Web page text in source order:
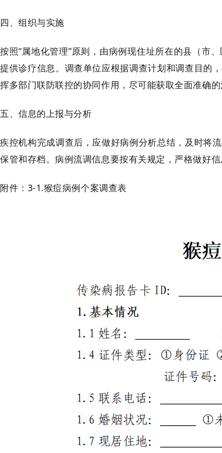
四、组织与实施
按照“属地化管理”原则，由病例现住址所在的县（市
提供诊疗信息。调查单位应根据调查计划和调查目的
挥多部门联防联控的协同作用，尽可能获取全面准确
五、信息的上报与分析
疾控机构完成调查后，应做好病例分析总结，及时将
保管和存档。病例流调信息要按有关规定，严格做好
附件：3-1.猴痘病例个案调查表